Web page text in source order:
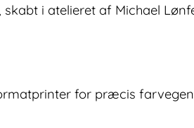
i atelieret af Michael
for præcis